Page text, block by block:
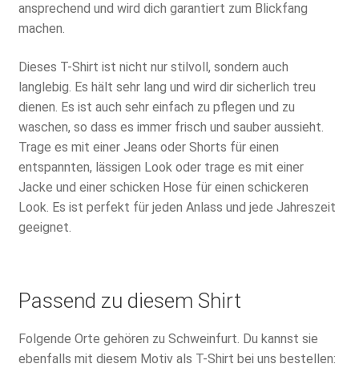
ansprechend und wird dich garantiert zum Blickfang
machen.
Dieses T-Shirt ist nicht nur stilvoll, sondern auch
langlebig. Es hält sehr lang und wird dir sicherlich treu
dienen. Es ist auch sehr einfach zu pflegen und zu
waschen, so dass es immer frisch und sauber aussieht.
Trage es mit einer Jeans oder Shorts für einen
entspannten, lässigen Look oder trage es mit einer
Jacke und einer schicken Hose für einen schickeren
Look. Es ist perfekt für jeden Anlass und jede Jahreszeit
geeignet.
Passend zu diesem Shirt
Folgende Orte gehören zu Schweinfurt. Du kannst sie
ebenfalls mit diesem Motiv als T-Shirt bei uns bestellen: